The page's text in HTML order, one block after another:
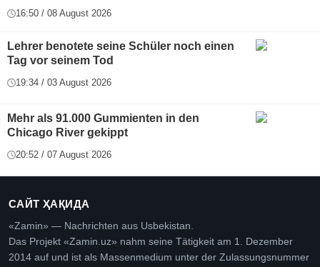
16:50 / 08 August 2026
Lehrer benotete seine Schüler noch einen
Tag vor seinem Tod
19:34 / 03 August 2026
Mehr als 91.000 Gummienten in den
Chicago River gekippt
20:52 / 07 August 2026
САЙТ ҲАҚИДА
«Zamin» — Nachrichten aus Usbekistan.
Das Projekt «Zamin.uz» nahm seine Tätigkeit am 1. Dezember
2014 auf und ist als Massenmedium unter der Zulassungsnummer